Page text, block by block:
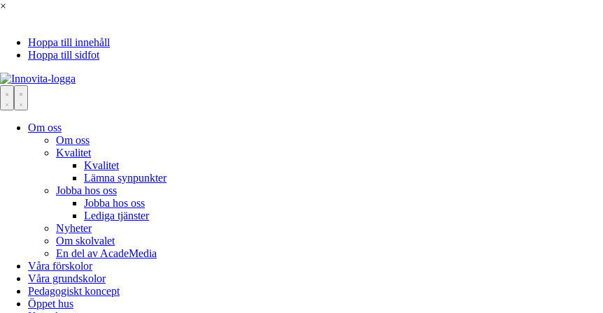
×
Hoppa till innehåll
Hoppa till sidfot
Om oss
Om oss
Kvalitet
Kvalitet
Lämna synpunkter
Jobba hos oss
Jobba hos oss
Lediga tjänster
Nyheter
Om skolvalet
En del av AcadeMedia
Våra förskolor
Våra grundskolor
Pedagogiskt koncept
Öppet hus